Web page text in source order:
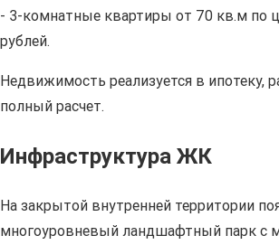
- 3-комнатные квартиры от 70 кв.м по
рублей.
Недвижимость реализуется в ипотеку,
полный расчет.
Инфраструктура ЖК
На закрытой внутренней территории
многоуровневый ландшафтный парк с